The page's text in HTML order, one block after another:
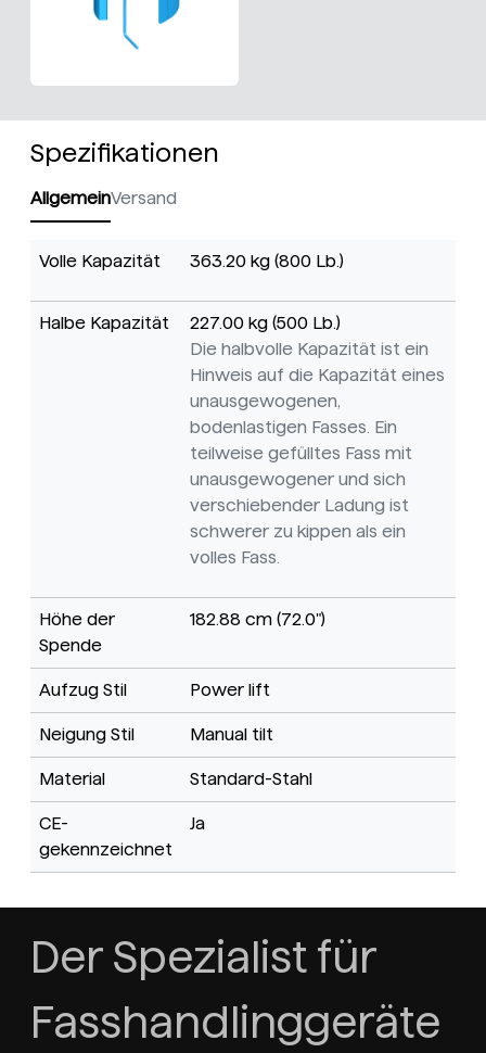
Spezifikationen
AllgemeinVersand
Volle Kapazität 363.20 kg (800 Lb.)
Halbe Kapazität
227.00 kg (500 Lb.)
Die halbvolle Kapazität ist ein
Hinweis auf die Kapazität eines
unausgewogenen,
bodenlastigen Fasses. Ein
teilweise gefülltes Fass mit
unausgewogener und sich
verschiebender Ladung ist
schwerer zu kippen als ein
volles Fass.
Höhe der
Spende
182.88 cm (72.0")
Aufzug Stil Power lift
Neigung Stil Manual tilt
Material Standard-Stahl
CE-
gekennzeichnet
Ja
Der Spezialist für
Fasshandlinggeräte